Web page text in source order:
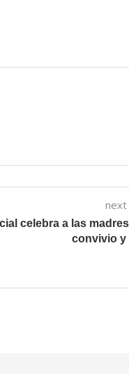
celebra a las
convivio y